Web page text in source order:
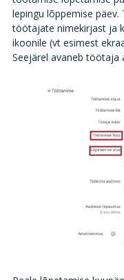
lepingu lõppemise
töötajate nimekirjast ja
ikoonile (vt esimest
Seejärel avaneb töötaja